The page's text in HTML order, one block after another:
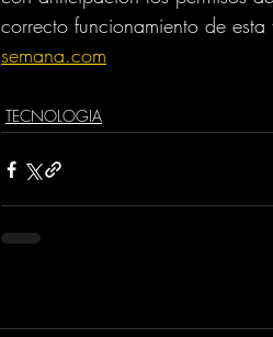
correcto funcionamiento de
semana.com
TECNOLOGIA